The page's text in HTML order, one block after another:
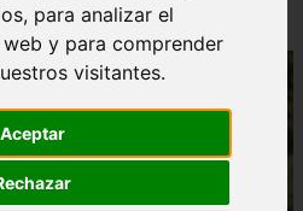
para analizar el
y para comprender
visitantes.
Aceptar